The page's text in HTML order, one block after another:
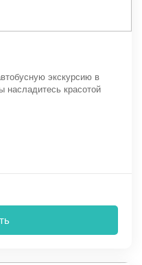
экскурсию в
насладитесь красотой